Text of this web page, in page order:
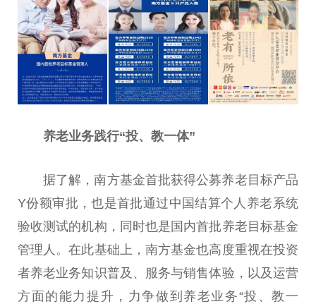
养老业务践行“投、教一体”
据了解，南方基金首批获得公募养老目标产品
Y份额审批，也是首批通过中国结算个人养老系统
验收测试的机构，同时也是国内首批养老目标基金
管理人。在此基础上，南方基金也高度重视在投资
者养老业务知识普及、服务与销售体验，以及运营
方面的能力提升，力争做到养老业务“投、教一